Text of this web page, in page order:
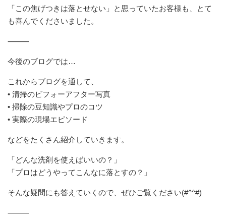
「この焦げつきは落とせない」と思っていたお客様も、とて
も喜んでくださいました。
⸻
今後のブログでは…
これからブログを通して、
• 清掃のビフォーアフター写真
• 掃除の豆知識やプロのコツ
• 実際の現場エピソード
などをたくさん紹介していきます。
「どんな洗剤を使えばいいの？」
「プロはどうやってこんなに落とすの？」
そんな疑問にも答えていくので、ぜひご覧ください(#^^#)
⸻